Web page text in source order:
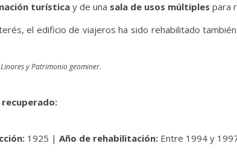
turística y de una sala de usos múltiples para
el edificio de viajeros ha sido rehabilitado
y Patrimonio geominer.
1925 | Año de rehabilitación: Entre 1994 y